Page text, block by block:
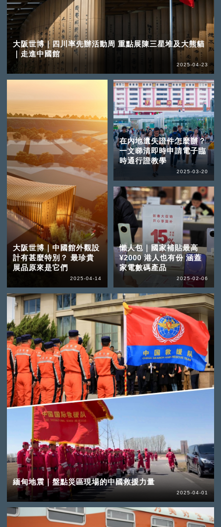
大阪世博｜四川率先辦活動周 重點展陳三星堆及大熊貓
｜走進中國館
2025-04-23
大阪世博｜中國館外觀設
計有甚麼特別？ 最珍貴
展品原來是它們
2025-04-14
緬甸地震｜盤點災區現場的中國救援力量
2025-04-01
在內地遺失證件怎麼辦？
一文睇清即時申請電子臨
時通行證教學
2025-03-20
懶人包｜國家補貼最高
¥2000 港人也有份 涵蓋
家電數碼產品
2025-02-06